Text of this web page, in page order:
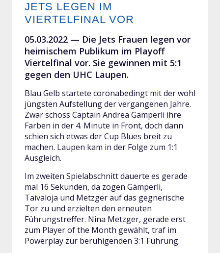
JETS LEGEN IM
VIERTELFINAL VOR
05.03.2022 — Die Jets Frauen legen vor
heimischem Publikum im Playoff
Viertelfinal vor. Sie gewinnen mit 5:1
gegen den UHC Laupen.
Blau Gelb startete coronabedingt mit der wohl
jüngsten Aufstellung der vergangenen Jahre.
Zwar schoss Captain Andrea Gämperli ihre
Farben in der 4. Minute in Front, doch dann
schien sich etwas der Cup Blues breit zu
machen. Laupen kam in der Folge zum 1:1
Ausgleich.
Im zweiten Spielabschnitt dauerte es gerade
mal 16 Sekunden, da zogen Gämperli,
Taivaloja und Metzger auf das gegnerische
Tor zu und erzielten den erneuten
Führungstreffer. Nina Metzger, gerade erst
zum Player of the Month gewählt, traf im
Powerplay zur beruhigenden 3:1 Führung.